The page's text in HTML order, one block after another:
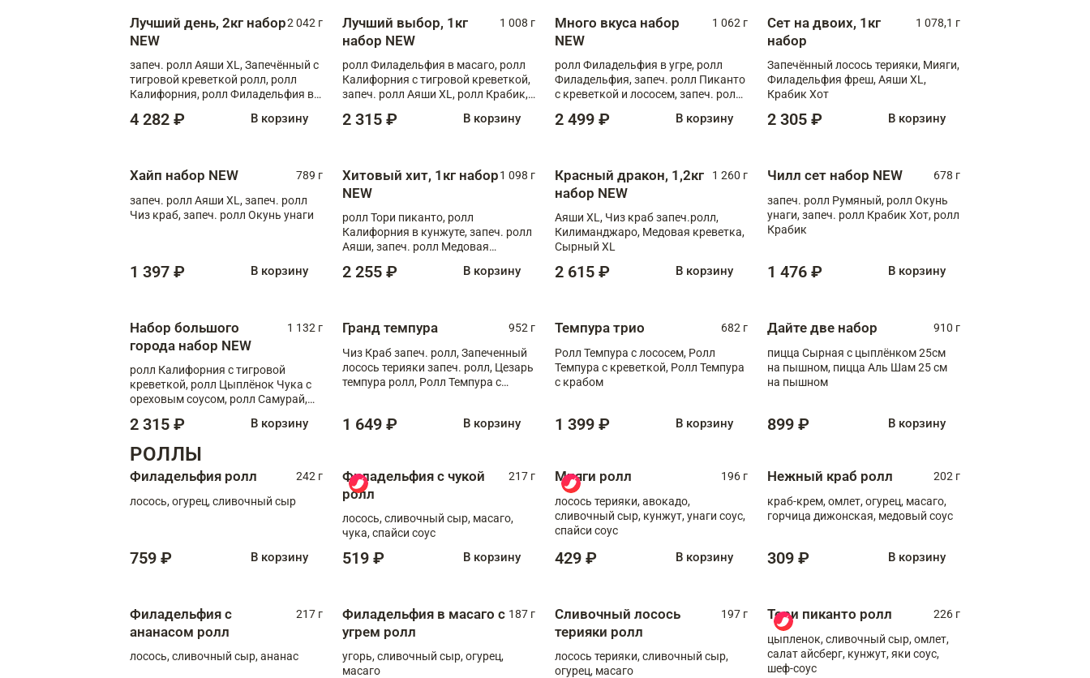
Лучший день, 2кг набор
NEW
2 042 г
запеч. ролл Аяши XL, Запечённый с
тигровой креветкой ролл, ролл
Калифорния, ролл Филадельфия в
запеч. ролл Моцарелломания, ролл
4 282 ₽ В корзину
Лучший выбор, 1кг
набор NEW
1 008 г
ролл Филадельфия в масаго, ролл
Калифорния с тигровой креветкой,
запеч. ролл Аяши XL, ролл Крабик,
2 315 ₽ В корзину
Много вкуса набор
NEW
1 062 г
ролл Филадельфия в угре, ролл
Филадельфия, запеч. ролл Пиканто
с креветкой и лососем, запеч. ролл
2 499 ₽ В корзину
Сет на двоих, 1кг
набор
1 078,1 г
Запечённый лосось терияки, Мияги,
Филадельфия фреш, Аяши XL,
Крабик Хот
2 305 ₽ В корзину
Хайп набор NEW
789 г
запеч. ролл Аяши XL, запеч. ролл
Чиз краб, запеч. ролл Окунь унаги
1 397 ₽ В корзину
Хитовый хит, 1кг набор
NEW
1 098 г
ролл Тори пиканто, ролл
Калифорния в кунжуте, запеч. ролл
Аяши, запеч. ролл Медовая
чукой
2 255 ₽ В корзину
Красный дракон, 1,2кг
набор NEW
1 260 г
Аяши XL, Чиз краб запеч.ролл,
Килиманджаро, Медовая креветка,
Сырный XL
2 615 ₽ В корзину
Чилл сет набор NEW
678 г
запеч. ролл Румяный, ролл Окунь
унаги, запеч. ролл Крабик Хот, ролл
Крабик
1 476 ₽ В корзину
Набор большого
города набор NEW
1 132 г
ролл Калифорния с тигровой
креветкой, ролл Цыплёнок Чука с
ореховым соусом, ролл Самурай,
ролл с крабом
2 315 ₽ В корзину
Гранд темпура
952 г
Чиз Краб запеч. ролл, Запеченный
лосось терияки запеч. ролл, Цезарь
темпура ролл, Ролл Темпура с
1 649 ₽ В корзину
Темпура трио
682 г
Ролл Темпура с лососем, Ролл
Темпура с креветкой, Ролл Темпура
с крабом
1 399 ₽ В корзину
Дайте две набор
910 г
пицца Сырная с цыплёнком 25см
на пышном, пицца Аль Шам 25 см
на пышном
899 ₽ В корзину
РОЛЛЫ
Филадельфия ролл
242 г
лосось, огурец, сливочный сыр
759 ₽ В корзину
Филадельфия с чукой
ролл
217 г
лосось, сливочный сыр, масаго,
чука, спайси соус
519 ₽ В корзину
Мияги ролл
196 г
лосось терияки, авокадо,
сливочный сыр, кунжут, унаги соус,
спайси соус
429 ₽ В корзину
Нежный краб ролл
202 г
краб-крем, омлет, огурец, масаго,
горчица дижонская, медовый соус
309 ₽ В корзину
Филадельфия с
ананасом ролл
217 г
лосось, сливочный сыр, ананас
Филадельфия в масаго с
угрем ролл
187 г
угорь, сливочный сыр, огурец,
масаго
Сливочный лосось
терияки ролл
197 г
лосось терияки, сливочный сыр,
огурец, масаго
Тори пиканто ролл
226 г
цыпленок, сливочный сыр, омлет,
салат айсберг, кунжут, яки соус,
шеф-соус